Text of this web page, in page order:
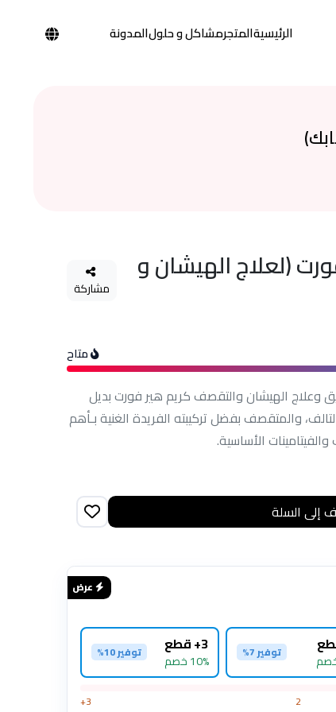
الرئيسيةالمتجرمشاكل و حلولالمدونة
(لعلاج الهيشان و
مشاركة
متاح
وعلاج الهيشان والتقصف كريم هير فورت بديل
والمتقصف بفضل تركيبته الفريدة الغنية بـأهم
الأساسية.
إلى السلة
عرض ساخن
عرض
توفير 7% 3+ قطع
10% خصم توفير 10%
2
3+